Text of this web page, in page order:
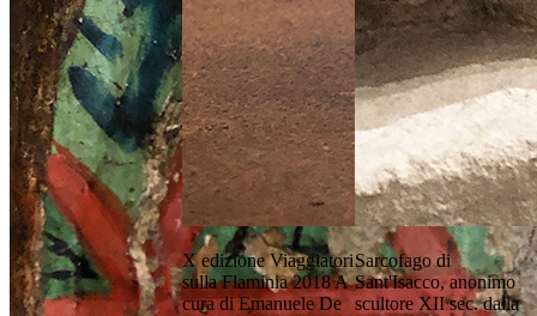
X edizione Viaggiatori
sulla Flaminia 2018 A
cura di Emanuele De
Sarcofago di
Sant'Isacco, anonimo
scultore XII sec. dalla